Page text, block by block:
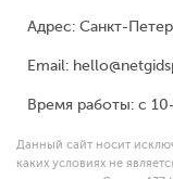
Адрес: Санкт-
Email:
Время работы: с
Данный сайт носит
каких условиях не